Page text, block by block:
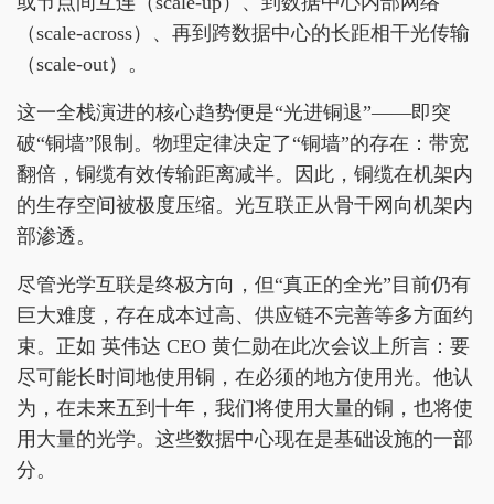
（scale-across）、再到跨数据中心的长距相干光传输
（scale-out）。
这一全栈演进的核心趋势便是“光进铜退”——即突
破“铜墙”限制。物理定律决定了“铜墙”的存在：带宽
翻倍，铜缆有效传输距离减半。因此，铜缆在机架内
的生存空间被极度压缩。光互联正从骨干网向机架内
部渗透。
尽管光学互联是终极方向，但“真正的全光”目前仍有
巨大难度，存在成本过高、供应链不完善等多方面约
束。正如 英伟达 CEO 黄仁勋在此次会议上所言：要
尽可能长时间地使用铜，在必须的地方使用光。他认
为，在未来五到十年，我们将使用大量的铜，也将使
用大量的光学。这些数据中心现在是基础设施的一部
分。